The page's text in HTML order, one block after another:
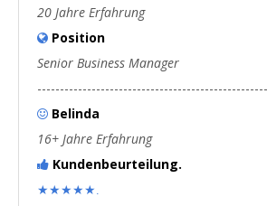
20 Jahre Erfahrung
 Position
Senior Business Manager
 Belinda
16+ Jahre Erfahrung
 Kundenbeurteilung.
★★★★★.